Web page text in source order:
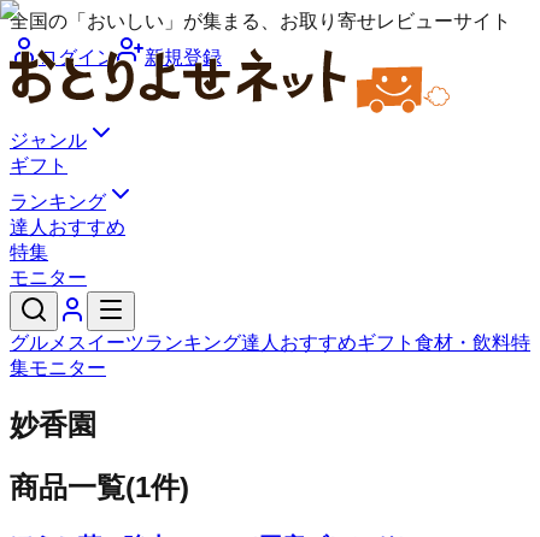
全国の「おいしい」が集まる、お取り寄せレビューサイト
ログイン
新規登録
ジャンル
ギフト
ランキング
達人おすすめ
特集
モニター
グルメ スイーツランキング達人おすすめギフト 食材・飲料特
集モニター
妙香園
商品一覧(1件)